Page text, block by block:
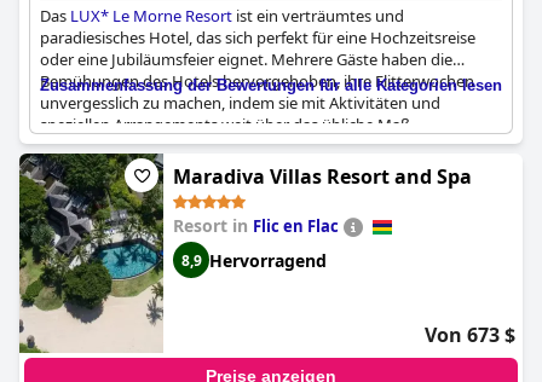
Das LUX* Le Morne Resort ist ein verträumtes und
paradiesisches Hotel, das sich perfekt für eine Hochzeitsreise
oder eine Jubiläumsfeier eignet. Mehrere Gäste haben die
Bemühungen des Hotels hervorgehoben, ihre Flitterwochen
unvergesslich zu machen, indem sie mit Aktivitäten und
speziellen Arrangements weit über das übliche Maß
hinausgingen. Es gab einige Kommentare, die sich auf den
kommerziellen Aspekt der Flitterwochen-Specials bezogen, aber
insgesamt war das Hotel in der Lage, eine sehr gut
durchgeführte Jubiläumsfeier zu organisieren. Das Hotel bietet
Entspannung und außergewöhnlichen Service, was es zu einem
großartigen Ziel für einen romantischen Ausflug macht.
Zusammenfassung der Bewertungen für alle Kategorien lesen
Maradiva Villas Resort and Spa
Resort in Flic en Flac
8,9 Hervorragend
Von 673 $
Preise anzeigen